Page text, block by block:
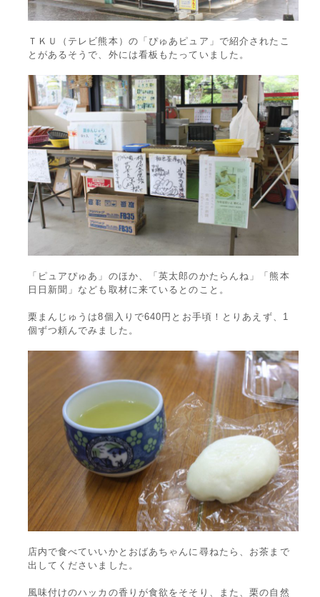
ＴＫＵ（テレビ熊本）の「ぴゅあピュア」で紹介されたこ
とがあるそうで、外には看板もたっていました。
「ピュアぴゅあ」のほか、「英太郎のかたらんね」「熊本
日日新聞」なども取材に来ているとのこと。
栗まんじゅうは8個入りで640円とお手頃！とりあえず、1
個ずつ頼んでみました。
店内で食べていいかとおばあちゃんに尋ねたら、お茶まで
出してくださいました。
風味付けのハッカの香りが食欲をそそり、また、栗の自然